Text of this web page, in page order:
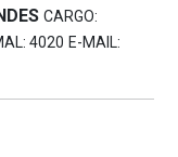
CARGO:
4020 E-MAIL: